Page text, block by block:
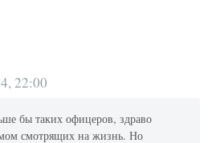
22:00
бы таких офицеров, здраво
смотрящих на жизнь. Но